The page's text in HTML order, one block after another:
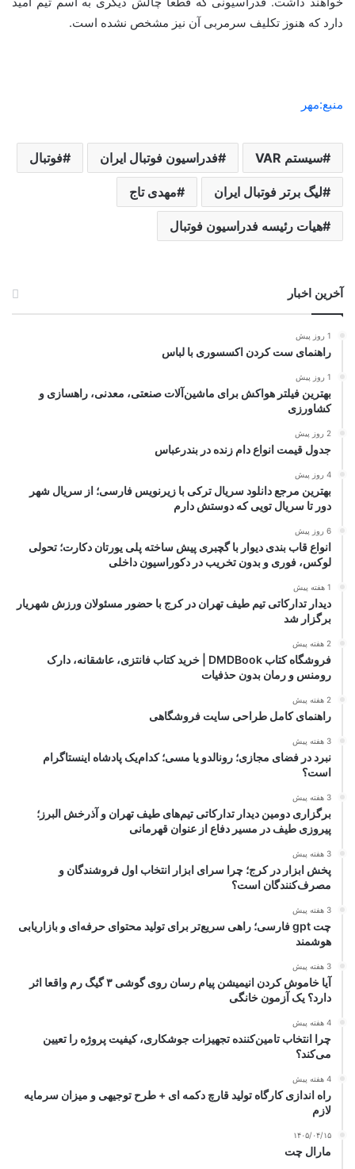
دارد که هنوز تکلیف سرمربی آن نیز مشخص نشده است.
منبع:مهر
سیستم VAR فدراسیون فوتبال ایران فوتبال
لیگ برتر فوتبال ایران مهدی تاج
هیات رئیسه فدراسیون فوتبال
آخرین اخبار
1 روز پیش
راهنمای ست کردن اکسسوری با لباس
1 روز پیش
بهترین فیلتر هواکش برای ماشین‌آلات صنعتی، معدنی، راهسازی و
کشاورزی
2 روز پیش
جدول قیمت انواع دام زنده در بندرعباس
4 روز پیش
بهترین مرجع دانلود سریال ترکی با زیرنویس فارسی؛ از سریال شهر
دور تا سریال تویی که دوستش دارم
6 روز پیش
انواع قاب بندی دیوار با گچبری پیش ساخته پلی یورتان دکارت؛ تحولی
لوکس، فوری و بدون تخریب در دکوراسیون داخلی
1 هفته پیش
دیدار تدارکاتی تیم طیف تهران در کرج با حضور مسئولان ورزش شهریار
برگزار شد
2 هفته پیش
فروشگاه کتاب DMDBook | خرید کتاب فانتزی، عاشقانه، دارک
رومنس و رمان بدون حذفیات
2 هفته پیش
راهنمای کامل طراحی سایت فروشگاهی
3 هفته پیش
نبرد در فضای مجازی؛ رونالدو یا مسی؛ کدام‌یک پادشاه اینستاگرام
است؟
3 هفته پیش
برگزاری دومین دیدار تدارکاتی تیم‌های طیف تهران و آذرخش البرز؛
پیروزی طیف در مسیر دفاع از عنوان قهرمانی
3 هفته پیش
پخش ابزار در کرج؛ چرا سرای ابزار انتخاب اول فروشندگان و
مصرف‌کنندگان است؟
3 هفته پیش
چت gpt فارسی؛ راهی سریع‌تر برای تولید محتوای حرفه‌ای و بازاریابی
هوشمند
3 هفته پیش
آیا خاموش کردن انیمیشن پیام رسان روی گوشی ۳ گیگ رم واقعا اثر
دارد؟ یک آزمون خانگی
4 هفته پیش
چرا انتخاب تامین‌کننده تجهیزات جوشکاری، کیفیت پروژه را تعیین
می‌کند؟
4 هفته پیش
راه اندازی کارگاه تولید قارچ دکمه ای + طرح توجیهی و میزان سرمایه
لازم
۱۴۰۵/۰۴/۱۵
مارال چت